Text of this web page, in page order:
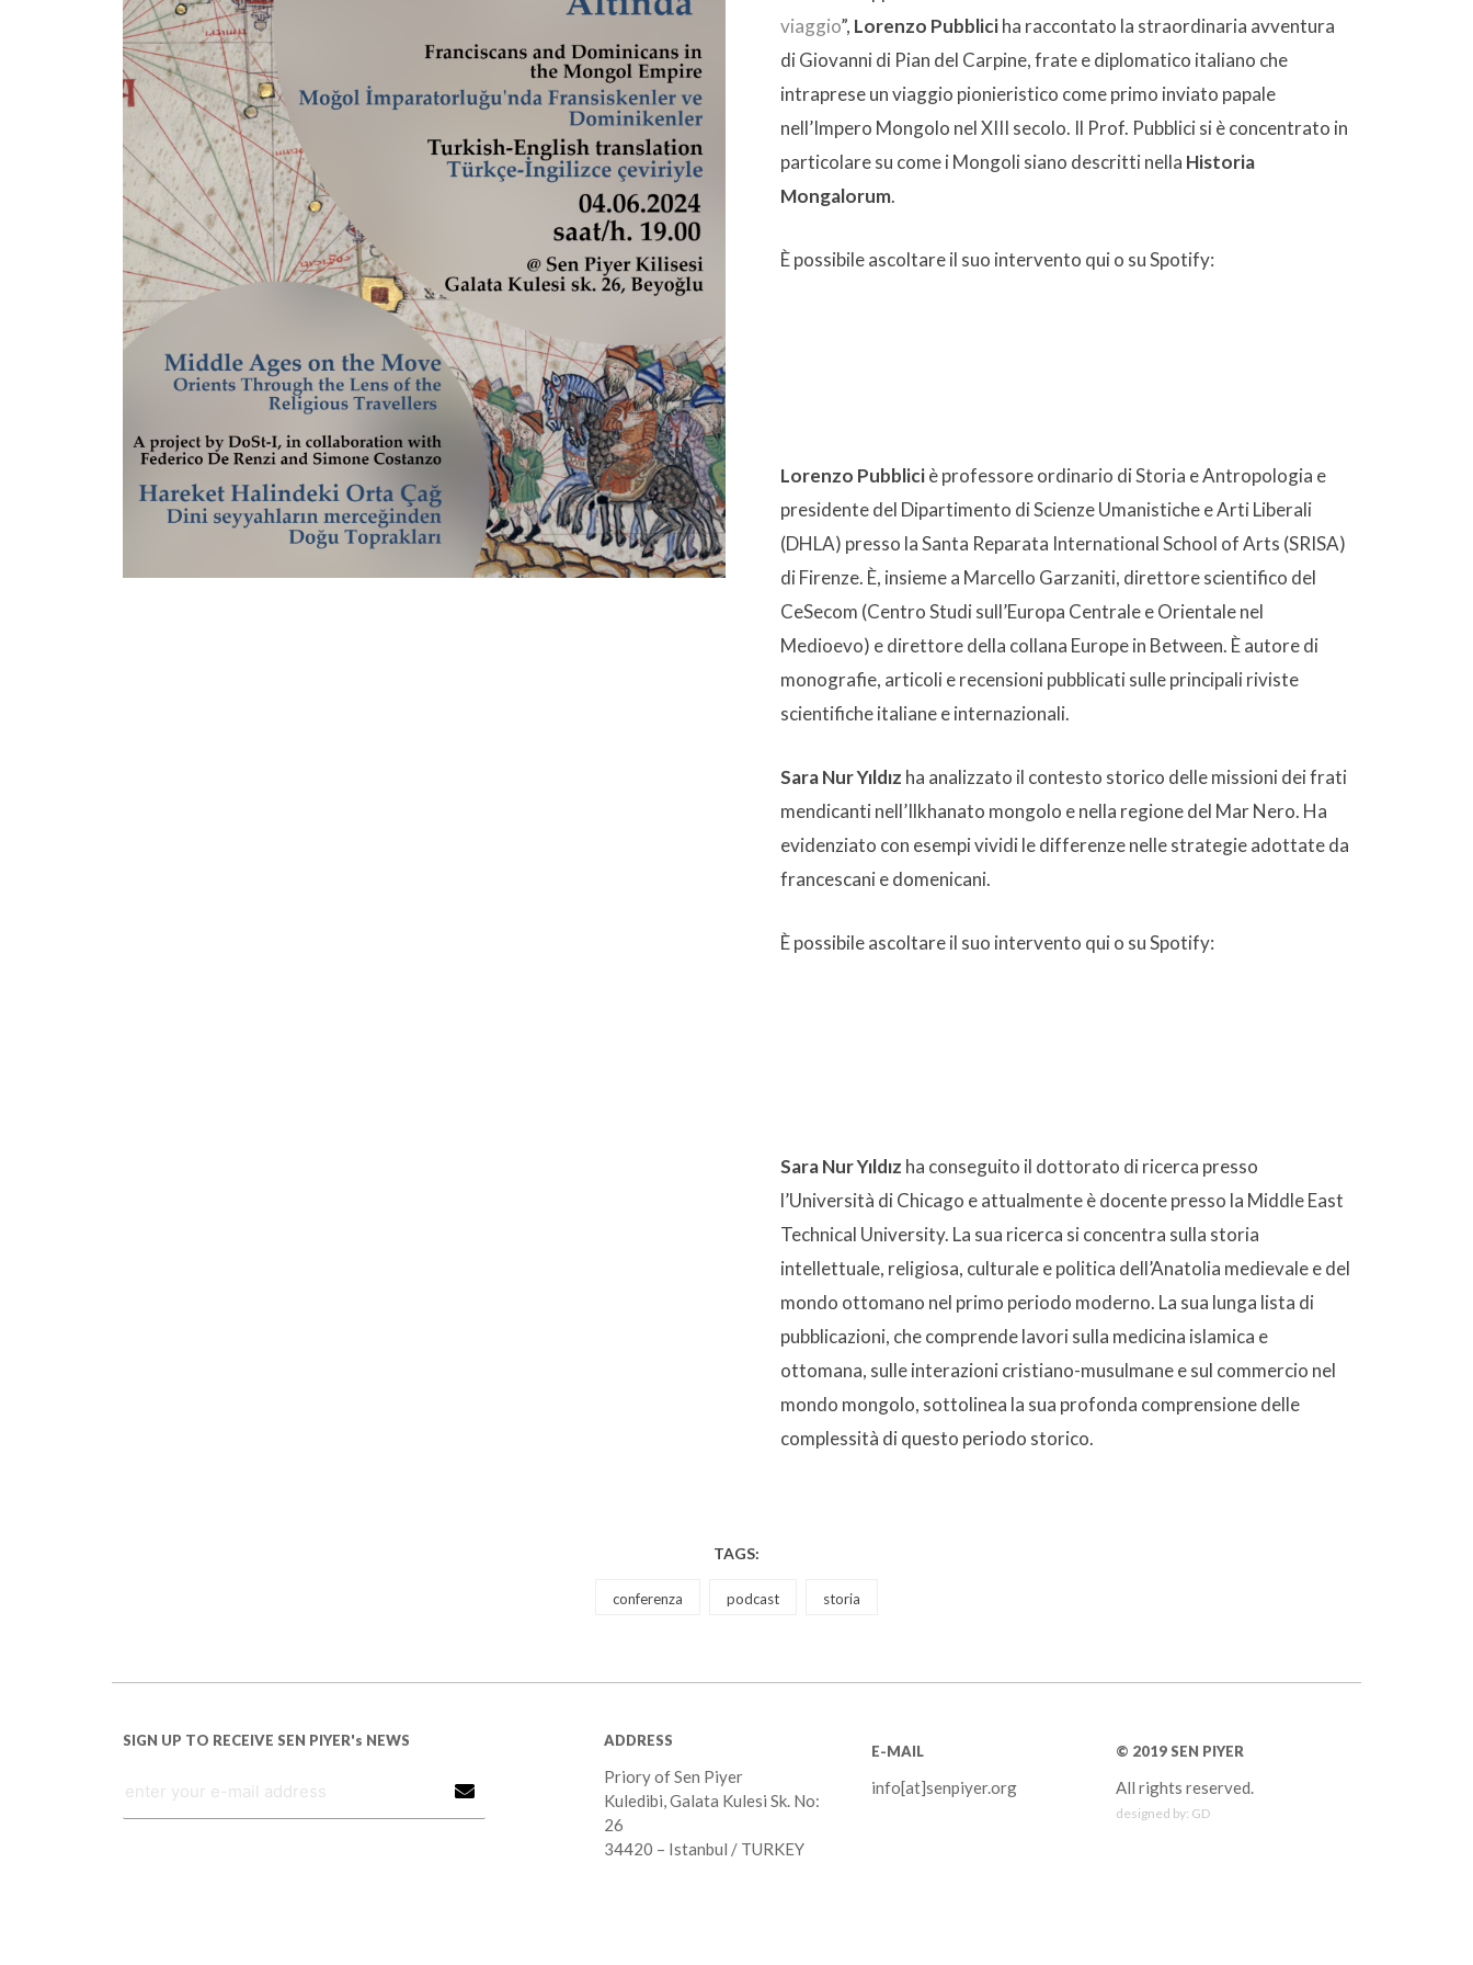
viaggio”, Lorenzo Pubbliciha raccontato la straordinaria avventura
di Giovanni di Pian del Carpine, frate e diplomatico italiano che
intraprese un viaggio pionieristico come primo inviato papale
nell’Impero Mongolo nel XIII secolo. Il Prof. Pubblici si è concentrato in
particolare su come i Mongoli siano descritti nella Historia
Mongalorum.
È possibile ascoltare il suo intervento qui o su Spotify:
Lorenzo Pubbliciè professore ordinario di Storia e Antropologia e
presidente del Dipartimento di Scienze Umanistiche e Arti Liberali
(DHLA) presso la Santa Reparata International School of Arts (SRISA)
di Firenze. È, insieme a Marcello Garzaniti, direttore scientifico del
CeSecom (Centro Studi sull’Europa Centrale e Orientale nel
Medioevo) e direttore della collana Europe in Between. È autore di
monografie, articoli e recensioni pubblicati sulle principali riviste
scientifiche italiane e internazionali.
Sara Nur Yıldız ha analizzato il contesto storico delle missioni dei frati
mendicanti nell’Ilkhanato mongolo e nella regione del Mar Nero. Ha
evidenziato con esempi vividi le differenze nelle strategie adottate da
francescani e domenicani.
È possibile ascoltare il suo intervento qui o su Spotify:
Sara Nur Yıldız ha conseguito il dottorato di ricerca presso
l’Università di Chicago e attualmente è docente presso la Middle East
Technical University. La sua ricerca si concentra sulla storia
intellettuale, religiosa, culturale e politica dell’Anatolia medievale e del
mondo ottomano nel primo periodo moderno. La sua lunga lista di
pubblicazioni, che comprende lavori sulla medicina islamica e
ottomana, sulle interazioni cristiano-musulmane e sul commercio nel
mondo mongolo, sottolinea la sua profonda comprensione delle
complessità di questo periodo storico.
TAGS:
conferenza podcast storia
SIGN UP TO RECEIVE SEN PIYER's NEWS ADDRESS
Priory of Sen Piyer
Kuledibi, Galata Kulesi Sk. No:
26
34420 – Istanbul / TURKEY
E-MAIL
info[at]senpiyer.org
© 2019 SEN PIYER
All rights reserved.
designed by: GD